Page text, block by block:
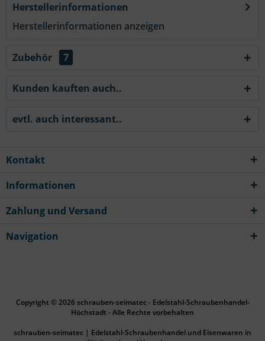
Herstellerinformationen
Herstellerinformationen anzeigen
Zubehör 7
Kunden kauften auch..
evtl. auch interessant..
Kontakt
Informationen
Zahlung und Versand
Navigation
Copyright © 2026 schrauben-seimatec - Edelstahl-Schraubenhandel-
Höchstadt - Alle Rechte vorbehalten
schrauben-seimatec | Edelstahl-Schraubenhandel und Eisenwaren in